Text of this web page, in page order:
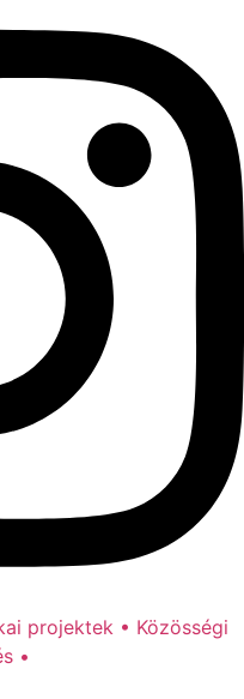
projektek • Közösségi
•